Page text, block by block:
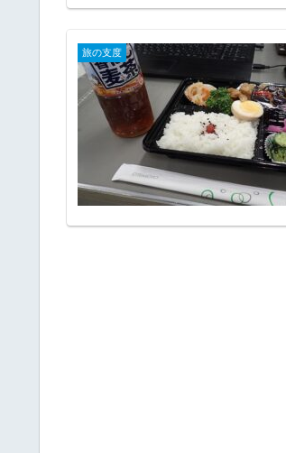
旅の支度